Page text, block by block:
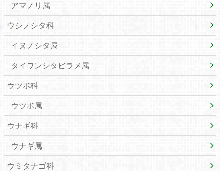
アマノリ属
ウシノシタ科
イヌノシタ属
タイワンシタビラメ属
ウツボ科
ウツボ属
ウナギ科
ウナギ属
ウミタナゴ科